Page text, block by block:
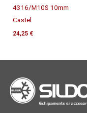
4316/M10S 10mm
Castel
24,25 €